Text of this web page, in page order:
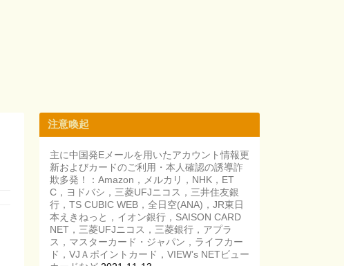
注意喚起
主に中国発Eメールを用いたアカウント情報更
新およびカードのご利用・本人確認の誘導詐
欺多発！：Amazon，メルカリ，NHK，ET
C，ヨドバシ，三菱UFJニコス，三井住友銀
行，TS CUBIC WEB，全日空(ANA)，JR東日
本えきねっと，イオン銀行，SAISON CARD
NET，三菱UFJニコス，三菱銀行，アプラ
ス，マスターカード・ジャパン，ライフカー
ド，VJＡポイントカード，VIEW’s NETビュー